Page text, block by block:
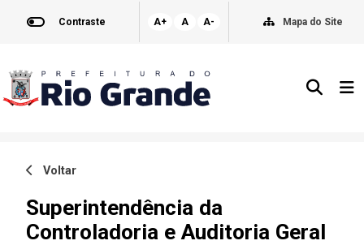
Contraste A+ A A- Mapa do Site
Voltar
Superintendência da
Controladoria e Auditoria Geral